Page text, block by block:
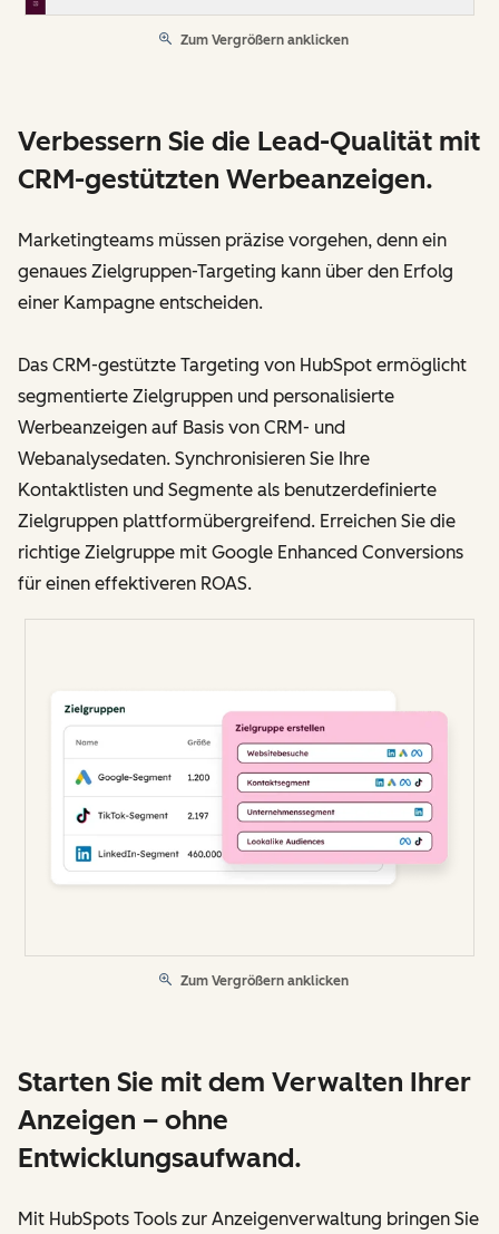
Zum Vergrößern anklicken
Verbessern Sie die Lead-Qualität mit
CRM-gestützten Werbeanzeigen.
Marketingteams müssen präzise vorgehen, denn ein
genaues Zielgruppen-Targeting kann über den Erfolg
einer Kampagne entscheiden.
Das CRM-gestützte Targeting von HubSpot ermöglicht
segmentierte Zielgruppen und personalisierte
Werbeanzeigen auf Basis von CRM- und
Webanalysedaten. Synchronisieren Sie Ihre
Kontaktlisten und Segmente als benutzerdefinierte
Zielgruppen plattformübergreifend. Erreichen Sie die
richtige Zielgruppe mit Google Enhanced Conversions
für einen effektiveren ROAS.
Zum Vergrößern anklicken
Starten Sie mit dem Verwalten Ihrer
Anzeigen – ohne
Entwicklungsaufwand.
Mit HubSpots Tools zur Anzeigenverwaltung bringen Sie